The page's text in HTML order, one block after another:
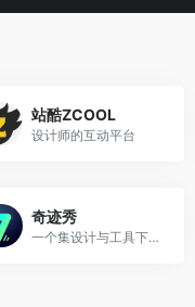
站酷ZCOOL
设计师的互动平台
奇迹秀
一个集设计与工具下载的网站